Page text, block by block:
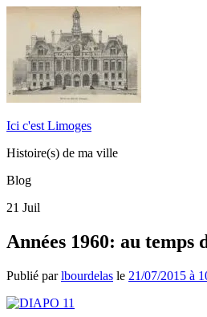
Ici c'est Limoges
Histoire(s) de ma ville
Blog
21 Juil
Années 1960: au
Publié parlbourdelas le 21/07/2015 à